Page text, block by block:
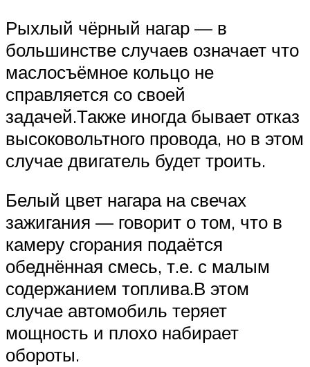
Рыхлый чёрный нагар — в
большинстве случаев означает что
маслосъёмное кольцо не
справляется со своей
задачей.Также иногда бывает отказ
высоковольтного провода, но в этом
случае двигатель будет троить.
Белый цвет нагара на свечах
зажигания — говорит о том, что в
камеру сгорания подаётся
обеднённая смесь, т.е. с малым
содержанием топлива.В этом
случае автомобиль теряет
мощность и плохо набирает
обороты.